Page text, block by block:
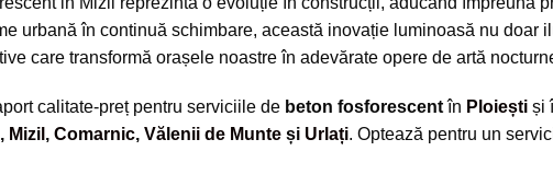
urbană în continuă schimbare, această inovație luminoasă nu doar
care transformă orașele noastre în adevărate opere de artă
calitate-preț pentru serviciile de beton fosforescentîn Ploiești și
, Mizil , Comarnic, Vălenii de Munteși Urlați. Optează pentru un